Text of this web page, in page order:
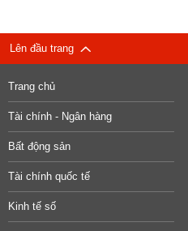
Lên đầu trang
Trang chủ
Tài chính - Ngân hàng
Bất động sản
Tài chính quốc tế
Kinh tế số